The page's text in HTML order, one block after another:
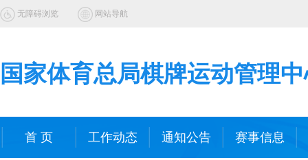
无障碍浏览 网站导航
国家体育总局棋牌运动管理
首 页 工作动态 通知公告 赛事信息